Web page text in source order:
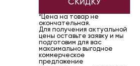
СКИДКУ
*Цена на товар не
окончательная.
Для получения актуальной
цены оставьте заявку и мы
подготовим для вас
максимально выгодное
коммерческое
предложение